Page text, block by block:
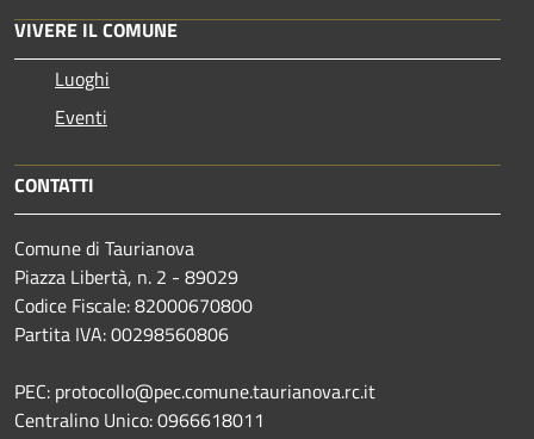
VIVERE IL COMUNE
Luoghi
Eventi
CONTATTI
Comune di Taurianova
Piazza Libertà, n. 2 - 89029
Codice Fiscale: 82000670800
Partita IVA: 00298560806
PEC: protocollo@pec.comune.taurianova.rc.it
Centralino Unico: 0966618011